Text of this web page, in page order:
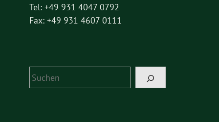
Tel: +49 931 4047 0792
Fax: +49 931 4607 0111
Suchen